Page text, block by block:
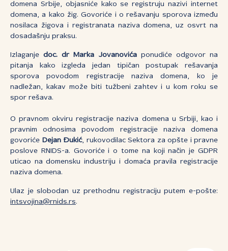
domena Srbije, objasniće kako se registruju nazivi internet
domena, a kako žig. Govoriće i o rešavanju sporova između
nosilaca žigova i registranata naziva domena, uz osvrt na
dosadašnju praksu.
Izlaganjedoc. dr Marka Jovanovićaponudiće odgovor na
pitanja kako izgleda jedan tipičan postupak rešavanja
sporova povodom registracije naziva domena, ko je
nadležan, kakav može biti tužbeni zahtev i u kom roku se
spor rešava.
O pravnom okviru registracije naziva domena u Srbiji, kao i
pravnim odnosima povodom registracije naziva domena
govoriće Dejan Đukić, rukovodilac Sektora za opšte i pravne
poslove RNIDS-a. Govoriće i o tome na koji način je GDPR
uticao na domensku industriju i domaća pravila registracije
naziva domena.
Ulaz je slobodan uz prethodnu registraciju putem e-pošte:
intsvojina@rnids.rs.